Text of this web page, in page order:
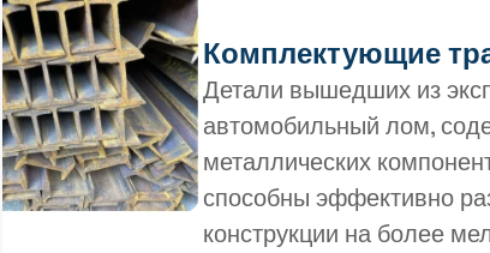
Комплектующие
Детали вышедших из
автомобильный лом,
металлических
способны эффективно
конструкции на более